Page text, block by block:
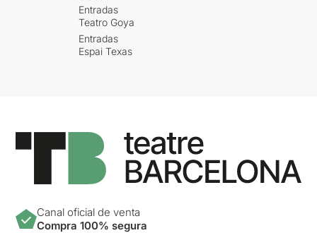
Entradas
Teatro Goya
Entradas
Espai Texas
Canal oficial de venta
Compra 100% segura